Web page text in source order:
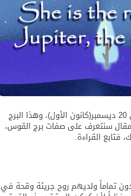
يُعتبر مولود برج القوس هو العلامة التاسعة للأبراج، والذي يبدأ من 21 نوفمبر(تشرين الثاني) إلى 20 ديسمبر(كانون الأول)، وهذا البرج
سنتعرف على صفات برج القوس،
فتابع القراءة.
تماماً ولديهم روح جريئة وقحة في